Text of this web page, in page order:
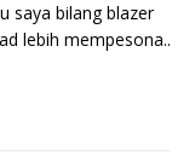
saya bilang blazer
lebih mempesona..